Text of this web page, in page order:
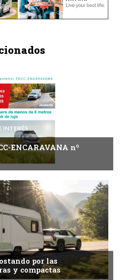
INTERÉS
ENCARAVANA nº
por las
y compactas